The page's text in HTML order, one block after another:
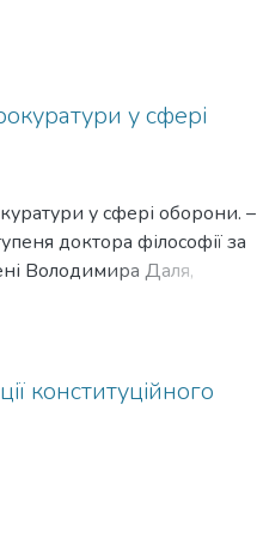
у сфері
у сфері оборони. –
доктора філософії за
Володимира Даля,
дослідженням
підходів та
адміністративно-
Особливу увагу
у період післявоєнного
країнах НАТО та
конституційного